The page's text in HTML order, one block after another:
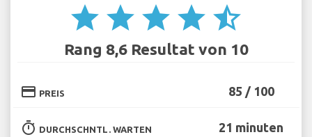
star star star star star_half
Rang 8,6 Resultat von 10
credit_card PREIS 85 / 100
timer DURCHSCHNTL. WARTEN 21 minuten